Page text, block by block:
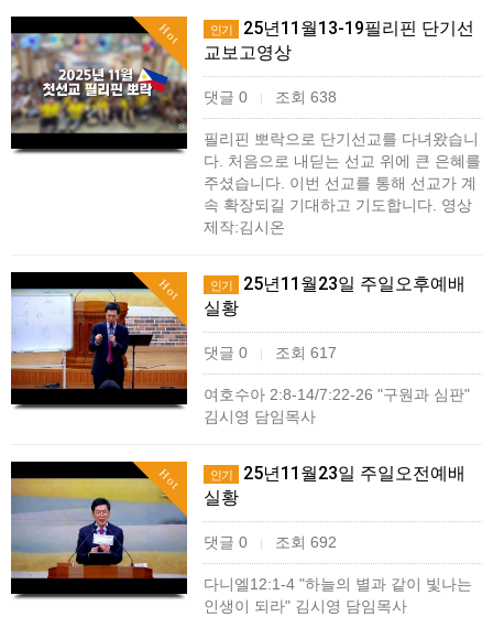
Hot 인기
25년11월13-19필리핀 단기선
교보고영상
댓글 0 조회 638
필리핀 뽀락으로 단기선교를 다녀왔습니
다. 처음으로 내딛는 선교 위에 큰 은혜를
주셨습니다. 이번 선교를 통해 선교가 계
속 확장되길 기대하고 기도합니다. 영상
제작:김시온
Hot 인기
25년11월23일 주일오후예배
실황
댓글 0 조회 617
여호수아 2:8-14/7:22-26 "구원과 심판"
김시영 담임목사
Hot 인기
25년11월23일 주일오전예배
실황
댓글 0 조회 692
다니엘12:1-4 "하늘의 별과 같이 빛나는
인생이 되라" 김시영 담임목사